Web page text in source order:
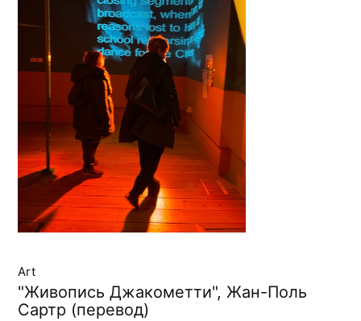
Art
"Живопись Джакометти", Жан-Поль
Сартр (перевод)